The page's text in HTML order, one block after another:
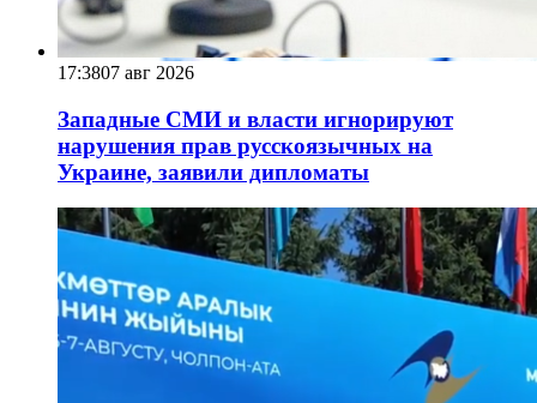
17:3807 авг 2026
Западные СМИ и власти игнорируют
нарушения прав русскоязычных на
Украине, заявили дипломаты